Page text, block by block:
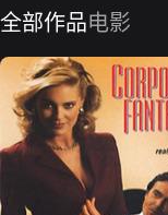
全部作品电影